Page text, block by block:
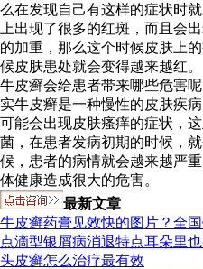
么在发现自己有这样的症状时
上出现了很多的红斑，而且会
的加重，那么这个时候皮肤上
候皮肤患处就会变得越来越红。
牛皮癣会给患者带来哪些危害
实牛皮癣是一种慢性的皮肤疾
可能会出现皮肤瘙痒的症状，
菌，在患者发病初期的时候，
候，患者的病情就会越来越严
体健康造成很大的危害。
最新文章
牛皮癣药膏见效快的图片？全
点滴型银屑病消退特点耳朵里
头皮癣怎么治疗最有效